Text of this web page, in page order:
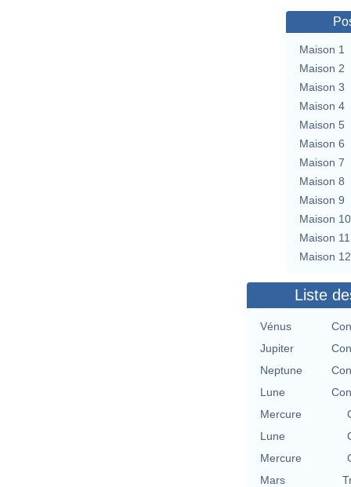
Maison 1
Maison 2
Maison 3
Maison 4
Maison 5
Maison 6
Maison 7
Maison 8
Maison 9
Maison 10
Maison 11
Maison 12
Liste
Vénus
Jupiter
Neptune
Lune
Mercure
Lune
Mercure
Mars